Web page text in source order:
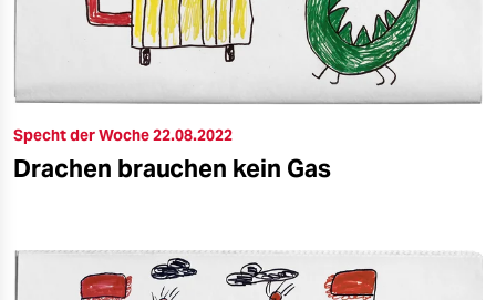
Specht der Woche 22.08.2022
Drachen brauchen kein Gas